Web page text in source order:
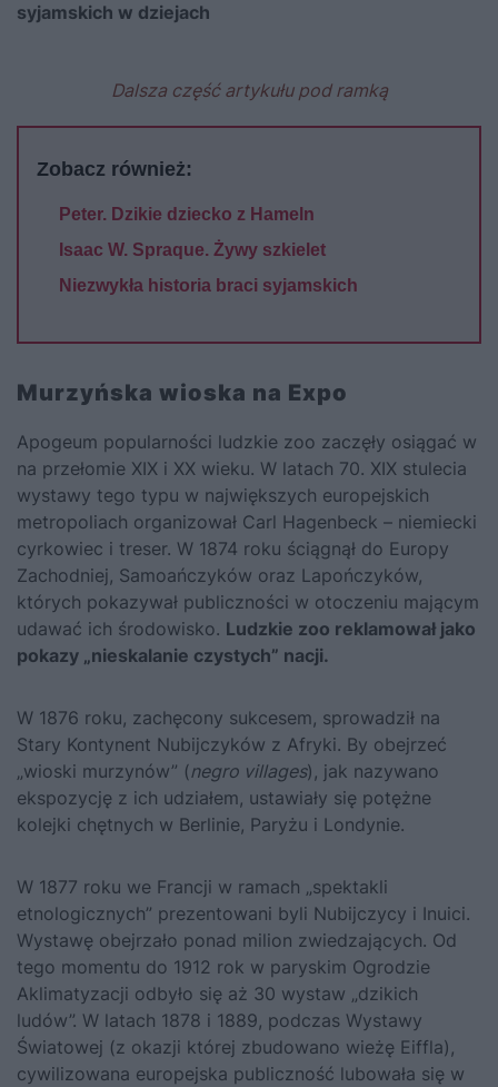
syjamskich w dziejach
Dalsza część artykułu pod ramką
Zobacz również:
Peter. Dzikie dziecko z Hameln
Isaac W. Spraque. Żywy szkielet
Niezwykła historia braci syjamskich
Murzyńska wioska na Expo
Apogeum popularności ludzkie zoo zaczęły osiągać w
na przełomie XIX i XX wieku. W latach 70. XIX stulecia
wystawy tego typu w największych europejskich
metropoliach organizował Carl Hagenbeck – niemiecki
cyrkowiec i treser. W 1874 roku ściągnął do Europy
Zachodniej, Samoańczyków oraz Lapończyków,
których pokazywał publiczności w otoczeniu mającym
udawać ich środowisko. Ludzkie zoo reklamował jako
pokazy „nieskalanie czystych” nacji.
W 1876 roku, zachęcony sukcesem, sprowadził na
Stary Kontynent Nubijczyków z Afryki. By obejrzeć
„wioski murzynów” (negro villages), jak nazywano
ekspozycję z ich udziałem, ustawiały się potężne
kolejki chętnych w Berlinie, Paryżu i Londynie.
W 1877 roku we Francji w ramach „spektakli
etnologicznych” prezentowani byli Nubijczycy i Inuici.
Wystawę obejrzało ponad milion zwiedzających. Od
tego momentu do 1912 rok w paryskim Ogrodzie
Aklimatyzacji odbyło się aż 30 wystaw „dzikich
ludów”. W latach 1878 i 1889, podczas Wystawy
Światowej (z okazji której zbudowano wieżę Eiffla),
cywilizowana europejska publiczność lubowała się w